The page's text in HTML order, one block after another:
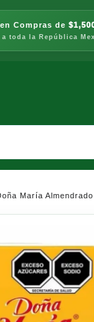
Compras de
a toda la República
María